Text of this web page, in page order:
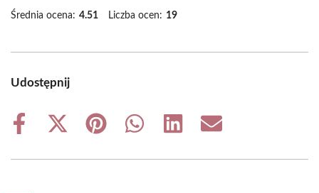
Średnia ocena: 4.51 Liczba ocen: 19
Udostępnij
Share
Share
(Twitter)
Share
Share
Share
Share